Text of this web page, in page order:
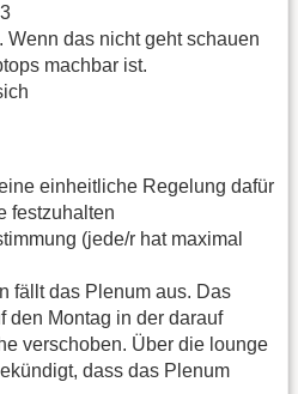
Wenn das nicht geht schauen
machbar ist.
einheitliche Regelung dafür
festzuhalten
(jede/r hat maximal
fällt das Plenum aus. Das
den Montag in der darauf
verschoben. Über die lounge
dass das Plenum